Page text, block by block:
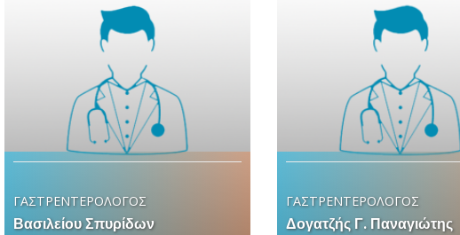
ΓΑΣΤΡΕΝΤΕΡΟΛΟΓΟΣ
Βασιλείου Σπυρίδων
ΓΑΣΤΡΕΝΤΕΡΟΛΟΓΟΣ
Δογατζής Γ. Παναγιώτης